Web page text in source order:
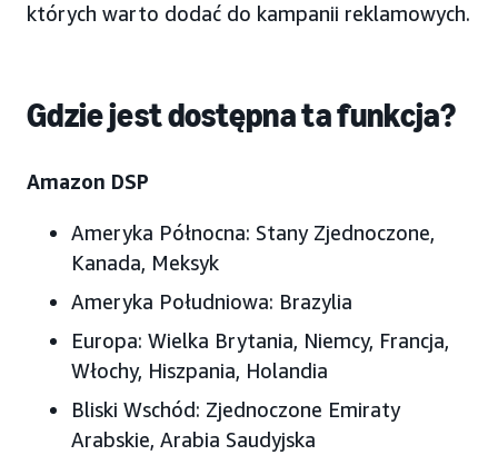
których warto dodać do kampanii reklamowych.
Gdzie jest dostępna ta funkcja?
Amazon DSP
Ameryka Północna: Stany Zjednoczone,
Kanada, Meksyk
Ameryka Południowa: Brazylia
Europa: Wielka Brytania, Niemcy, Francja,
Włochy, Hiszpania, Holandia
Bliski Wschód: Zjednoczone Emiraty
Arabskie, Arabia Saudyjska